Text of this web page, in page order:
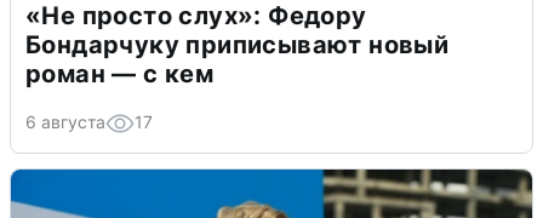
«Не просто слух»: Федору
Бондарчуку приписывают новый
роман — с кем
6 августа 17